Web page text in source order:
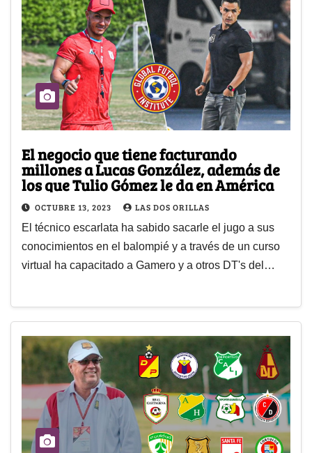
El negocio que tiene facturando
millones a Lucas González, además de
los que Tulio Gómez le da en América
OCTUBRE 13, 2023 LAS DOS ORILLAS
El técnico escarlata ha sabido sacarle el jugo a sus
conocimientos en el balompié y a través de un curso
virtual ha capacitado a Gamero y a otros DT's del…